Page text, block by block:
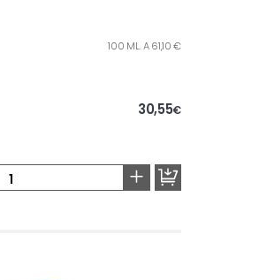
100 ML. A 61,10 €
30,55€
+